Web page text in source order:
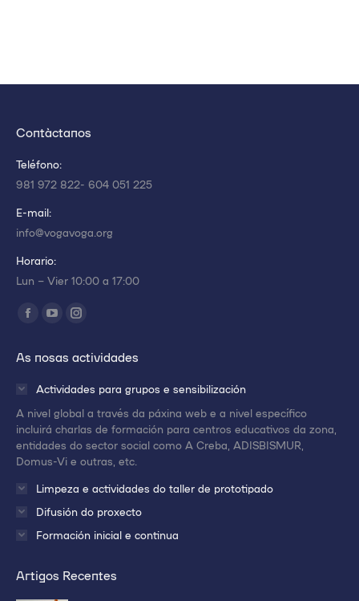
Contáctanos
Teléfono:
981 972 822- 604 051 225
E-mail:
info@vogavoga.org
Horario:
Lun – Vier 10:00 a 17:00
Encuéntranos en:
Abrir
en
una
ventana/pestaña
Abrir
en
una
ventana/pestaña
Abrir
en
una
ventana/pestaña
As nosas actividades
Actividades para grupos e sensibilización
A nivel global a través da páxina web e a nivel específico
incluirá charlas de formación para centros educativos da zona,
entidades do sector social como A Creba, ADISBISMUR,
Domus-Vi e outras, etc.
Limpeza e actividades do taller de prototipado
Difusión do proxecto
Formación inicial e continua
Artigos Recentes